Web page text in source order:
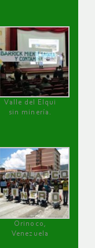
Valle del Elqui
sin minería.
Orinoco,
Venezuela